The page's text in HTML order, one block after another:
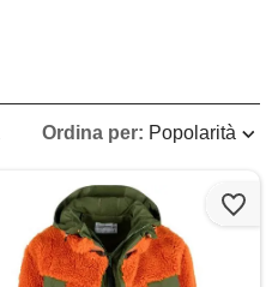
Ordina per: Popolarità